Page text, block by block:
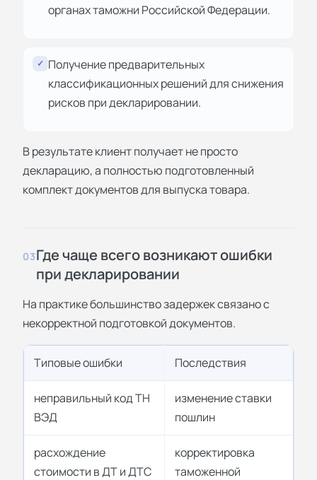
органах таможни Российской Федерации.
✓ Получение предварительных
классификационных решений для снижения
рисков при декларировании.
В результате клиент получает не просто
декларацию, а полностью подготовленный
комплект документов для выпуска товара.
03Где чаще всего возникают ошибки
при декларировании
На практике большинство задержек связано с
некорректной подготовкой документов.
Типовые ошибки Последствия
неправильный код ТН
ВЭД
изменение ставки
пошлин
расхождение
стоимости в ДТ и ДТС
корректировка
таможенной